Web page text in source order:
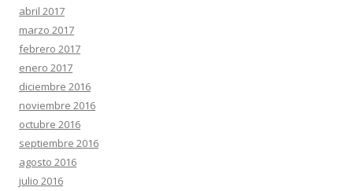
abril 2017
marzo 2017
febrero 2017
enero 2017
diciembre 2016
noviembre 2016
octubre 2016
septiembre 2016
agosto 2016
julio 2016